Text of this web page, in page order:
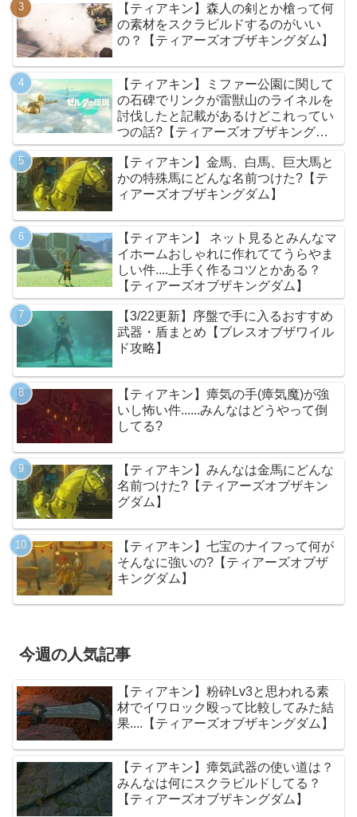
【ティアキン】森人の剣とか槍って何
の素材をスクラビルドするのがいい
の？【ティアーズオブザキングダム】
【ティアキン】ミファー公園に関して
の石碑でリンクが雷獣山のライネルを
討伐したと記載があるけどこれってい
つの話?【ティアーズオブザキングダ
ム】
【ティアキン】金馬、白馬、巨大馬と
かの特殊馬にどんな名前つけた?【テ
ィアーズオブザキングダム】
【ティアキン】 ネット見るとみんなマ
イホームおしゃれに作れててうらやま
しい件....上手く作るコツとかある？
【ティアーズオブザキングダム】
【3/22更新】序盤で手に入るおすすめ
武器・盾まとめ【ブレスオブザワイル
ド攻略】
【ティアキン】瘴気の手(瘴気魔)が強
いし怖い件......みんなはどうやって倒
してる?
【ティアキン】みんなは金馬にどんな
名前つけた?【ティアーズオブザキン
グダム】
【ティアキン】七宝のナイフって何が
そんなに強いの?【ティアーズオブザ
キングダム】
今週の人気記事
【ティアキン】粉砕Lv3と思われる素
材でイワロック殴って比較してみた結
果....【ティアーズオブザキングダム】
【ティアキン】瘴気武器の使い道は？
みんなは何にスクラビルドしてる？
【ティアーズオブザキングダム】